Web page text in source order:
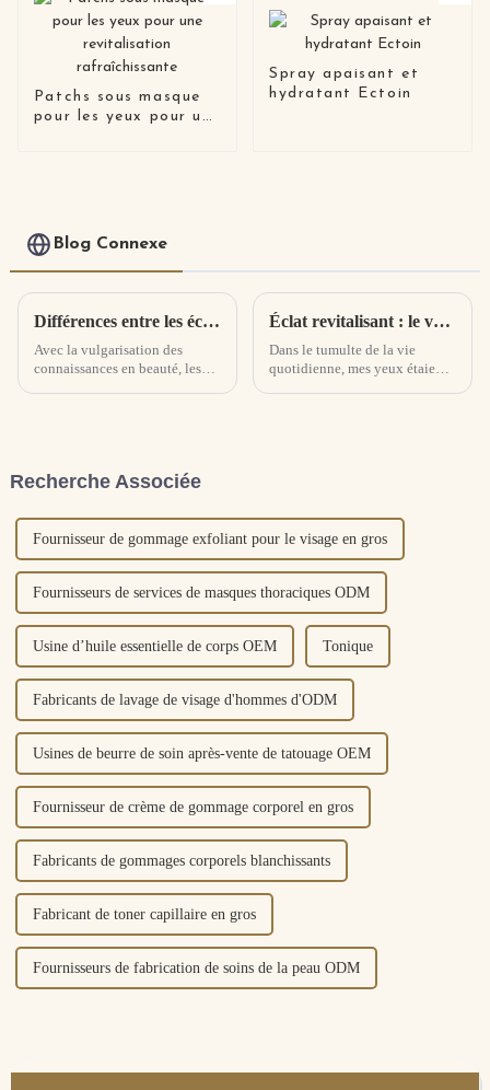
Patchs sous masque
pour les yeux pour une
Spray apaisant et
hydratant Ectoin
Blog Connexe
Différences entre les écrans solaires physiques et chimiques et inventaire des avantages et des inconvénients Avez-vous besoin de vous démaquiller pour utiliser des écrans solaires physiques ?
Avec la vulgarisation des
connaissances en beauté, les
en crèmes solaires physiques et
Éclat revitalisant : le voyage transformateur avec le sérum pour les yeux à la caféine
Dans le tumulte de la vie
quotidienne, mes yeux étaient
Recherche Associée
Fournisseur de gommage exfoliant pour le visage en gros
Fournisseurs de services de masques thoraciques ODM
Usine d’huile essentielle de corps OEM Tonique
Fabricants de lavage de visage d'hommes d'ODM
Usines de beurre de soin après-vente de tatouage OEM
Fournisseur de crème de gommage corporel en gros
Fabricants de gommages corporels blanchissants
Fabricant de toner capillaire en gros
Fournisseurs de fabrication de soins de la peau ODM